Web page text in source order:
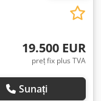
19.500 EUR
preț fix plus TVA
Sunați